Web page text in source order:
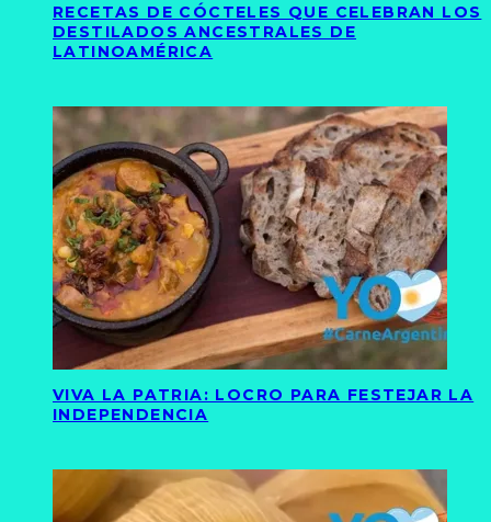
RECETAS DE CÓCTELES QUE CELEBRAN LOS
DESTILADOS ANCESTRALES DE
LATINOAMÉRICA
VIVA LA PATRIA: LOCRO PARA FESTEJAR LA
INDEPENDENCIA